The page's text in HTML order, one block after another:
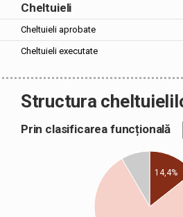
Cheltuieli
Cheltuieli aprobate
Cheltuieli executate
Structura
Prin clasificarea funcțională
14,4%